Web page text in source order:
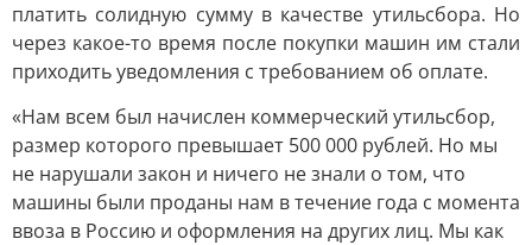
платить солидную сумму в качестве утильсбора. Но
через какое-то время после покупки машин им стали
приходить уведомления с требованием об оплате.
«Нам всем был начислен коммерческий утильсбор,
размер которого превышает 500 000 рублей. Но мы
не нарушали закон и ничего не знали о том, что
машины были проданы нам в течение года с момента
ввоза в Россию и оформления на других лиц. Мы как